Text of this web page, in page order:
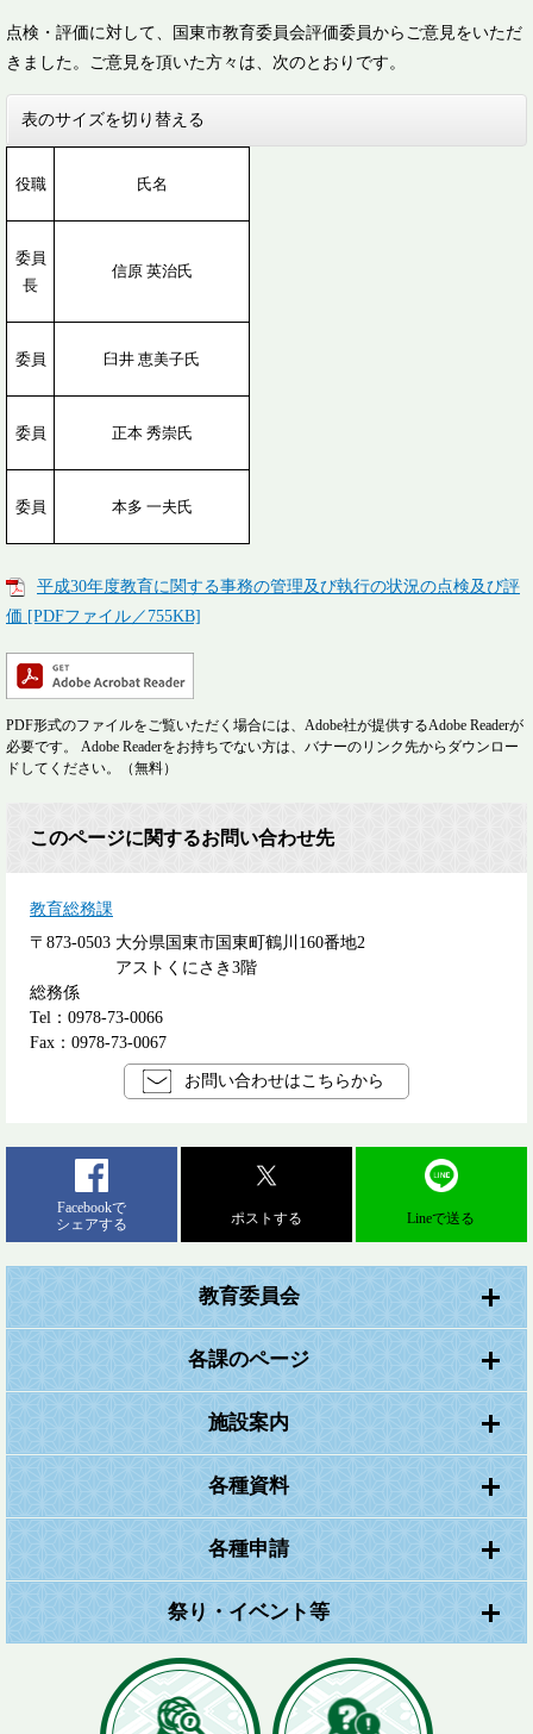
点検・評価に対して、国東市教育委員会評価委員からご意見をいただ
きました。ご意見を頂いた方々は、次のとおりです。
表のサイズを切り替える
役職 氏名
委員
長
信原 英治氏
委員 臼井 恵美子氏
委員 正本 秀崇氏
委員 本多 一夫氏
平成30年度教育に関する事務の管理及び執行の状況の点検及び評
価 [PDFファイル／755KB]
PDF形式のファイルをご覧いただく場合には、Adobe社が提供するAdobe Readerが
必要です。
Adobe Readerをお持ちでない方は、バナーのリンク先からダウンロー
ドしてください。（無料）
このページに関するお問い合わせ先
教育総務課
〒873-0503 大分県国東市国東町鶴川160番地2
アストくにさき3階
総務係
Tel：0978-73-0066
Fax：0978-73-0067
お問い合わせはこちらから
Facebookで
シェアする
ポストする Lineで送る
教育委員会
各課のページ
施設案内
各種資料
各種申請
祭り・イベント等